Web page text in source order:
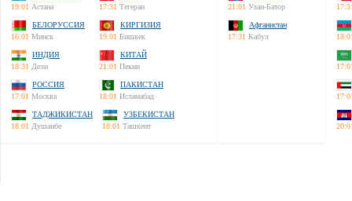
19:01 Астана
17:31 Тегеран
БЕЛОРУССИЯ
16:01 Минск
КИРГИЗИЯ
19:01 Бишкек
ИНДИЯ
18:31 Дели
КИТАЙ
21:01 Пекин
РОССИЯ
17:01 Москва
ПАКИСТАН
18:01 Исламабад
ТАДЖИКИСТАН
18:01 Душанбе
УЗБЕКИСТАН
18:01 Ташкент
21:01 Улан-Батор
Афганистан
17:31 Кабул